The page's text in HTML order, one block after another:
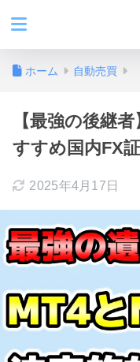
ホーム 自動売買
【最強の後継
すすめ国内FX
2025年4月17日